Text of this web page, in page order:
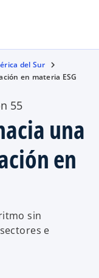
del Sur
en materia ESG
55
una
en
sin
e